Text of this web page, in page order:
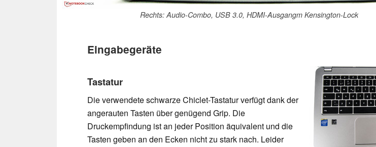
Rechts: Audio-Combo, USB 3.0, HDMI-Ausgangm Kensington-Lock
Eingabegeräte
Tastatur
Die verwendete schwarze Chiclet-Tastatur verfügt dank der
angerauten Tasten über genügend Grip. Die
Druckempfindung ist an jeder Position äquivalent und die
Tasten geben an den Ecken nicht zu stark nach. Leider